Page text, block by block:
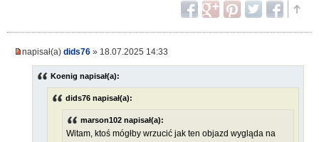
napisał(a) dids76 » 18.07.2025 14:33
Koenig napisał(a):
dids76 napisał(a):
marson102 napisał(a):
Witam, ktoś mógłby wrzucić jak ten objazd wygląda na